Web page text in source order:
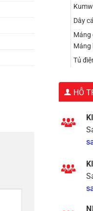
Dây
Máng
Máng
Tủ
HỖ